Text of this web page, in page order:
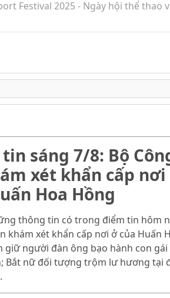
Festival 2025 - Ngày hội thể thao
sáng 7/8: Bộ
xét khẩn cấp nơi
Hoa Hồng
thông tin có trong điểm tin hôm
khám xét khẩn cấp nơi ở của Huấn
giữ người đàn ông bạo hành con gái
Bắt nữ đối tượng trộm lư hương tại